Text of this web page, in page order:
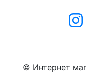
© Интернет